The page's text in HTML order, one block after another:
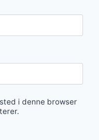
i denne browser